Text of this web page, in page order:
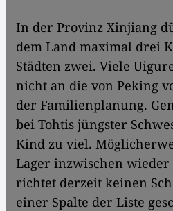
In der Provinz Xinjiang
dem Land maximal drei
Städten zwei. Viele
nicht an die von Peking
der Familienplanung.
bei Tohtis jüngster
Kind zu viel.
Lager inzwischen wieder
richtet derzeit keinen
einer Spalte der Liste